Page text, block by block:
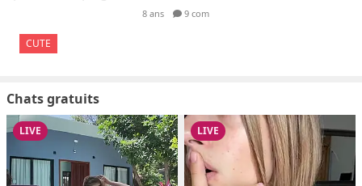
CUTE
8 ans 9 com
Chats gratuits